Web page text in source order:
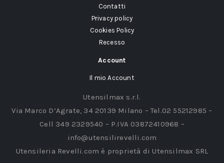
Contatti
Privacy policy
Cookies Policy
Recesso
Account
Il mio Account
Utensilmax s.r.l.
Via Marco D’Agrate, 34 20139 Milano – Tel.02 55212985 –
Cell 349 2329540 – P.IVA 03872410968 –
info@utensilirevelli.com
Utensileria Revelli.com è proprietà di Utensilmax SRL